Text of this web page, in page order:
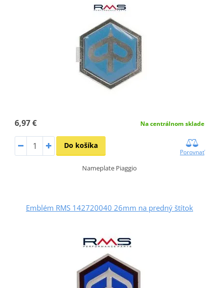
6,97 € Na centrálnom sklade
Do košíka
Porovnať
Nameplate Piaggio
Emblém RMS 142720040 26mm na predný štítok